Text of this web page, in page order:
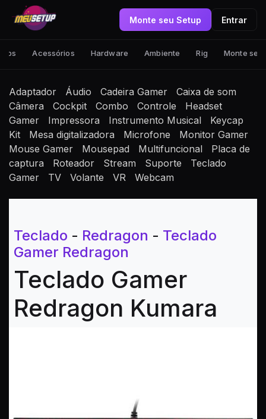
Monte seu Setup Entrar
Acessórios Hardware Ambiente Rig Monte seu
Adaptador Áudio Cadeira Gamer
Caixa de som
Câmera
Cockpit Combo Controle
Headset
Gamer
Impressora Instrumento Musical
Keycap
Kit
Mesa digitalizadora Microfone
Monitor Gamer
Mouse Gamer
Mousepad Multifuncional
Placa de
captura
Roteador Stream Suporte
Teclado
Gamer
TV Volante VR Webcam
Teclado - Redragon - Teclado
Gamer Redragon
Teclado Gamer
Redragon Kumara